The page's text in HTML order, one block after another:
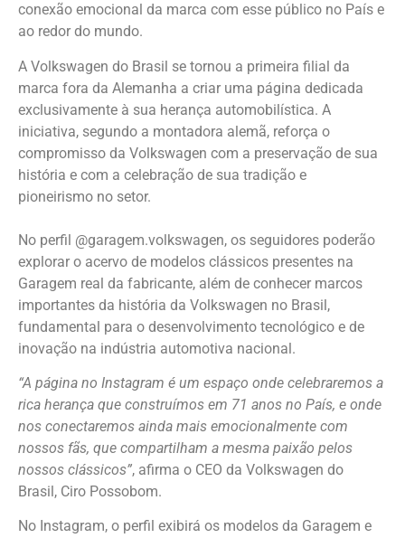
conexão emocional da marca com esse público no País e
ao redor do mundo.
A Volkswagen do Brasil se tornou a primeira filial da
marca fora da Alemanha a criar uma página dedicada
exclusivamente à sua herança automobilística. A
iniciativa, segundo a montadora alemã, reforça o
compromisso da Volkswagen com a preservação de sua
história e com a celebração de sua tradição e
pioneirismo no setor.
No perfil @garagem.volkswagen, os seguidores poderão
explorar o acervo de modelos clássicos presentes na
Garagem real da fabricante, além de conhecer marcos
importantes da história da Volkswagen no Brasil,
fundamental para o desenvolvimento tecnológico e de
inovação na indústria automotiva nacional.
“A página no Instagram é um espaço onde celebraremos a
rica herança que construímos em 71 anos no País, e onde
nos conectaremos ainda mais emocionalmente com
nossos fãs, que compartilham a mesma paixão pelos
nossos clássicos”, afirma o CEO da Volkswagen do
Brasil, Ciro Possobom.
No Instagram, o perfil exibirá os modelos da Garagem e